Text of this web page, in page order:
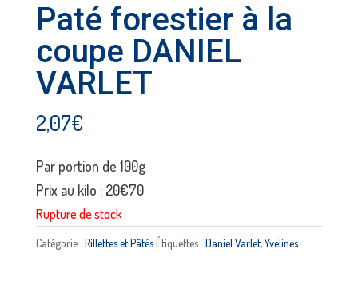
Paté forestier à la
coupe DANIEL
VARLET
2,07€
Par portion de 100g
Prix au kilo : 20€70
Rupture de stock
Catégorie : Rillettes et PâtésÉtiquettes : Daniel Varlet,Yvelines